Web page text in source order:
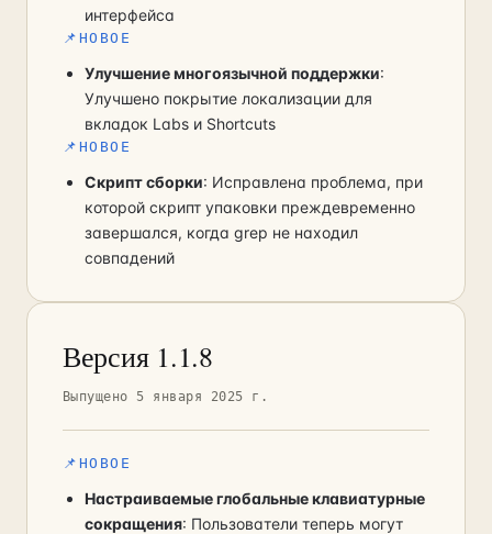
интерфейса
📌 НОВОЕ
Улучшение многоязычной поддержки:
Улучшено покрытие локализации для
вкладок Labs и Shortcuts
📌 НОВОЕ
Скрипт сборки: Исправлена проблема, при
которой скрипт упаковки преждевременно
завершался, когда grep не находил
совпадений
Версия 1.1.8
Выпущено 5 января 2025 г.
📌 НОВОЕ
Настраиваемые глобальные клавиатурные
сокращения: Пользователи теперь могут